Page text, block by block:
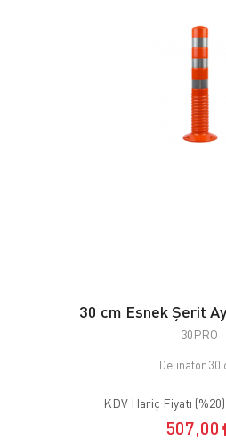
30 cm Esnek Şerit
30PRO
Delinatör 30
KDV Hariç Fiyatı (%20
507,00